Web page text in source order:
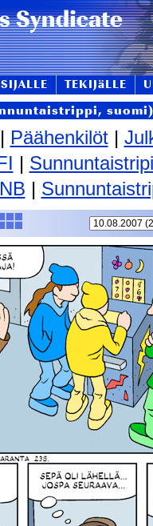
TEKIJäLLE
suomi)
Päähenkilöt|
|
|